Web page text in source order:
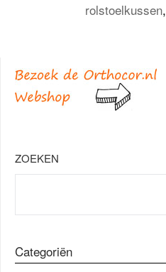
rolstoelkussen,
ZOEKEN
Categoriën